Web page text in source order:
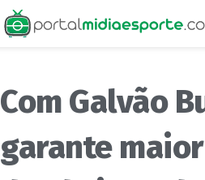
Com Galvão
garante